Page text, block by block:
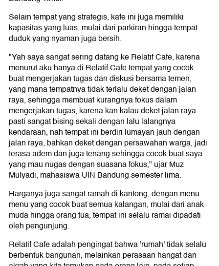
Selain tempat yang strategis, kafe ini juga memiliki
kapasitas yang luas, mulai dari parkiran hingga tempat
duduk yang nyaman juga bersih.
"Yah saya sangat sering datang ke Relatif Cafe, karena
menurut aku hanya di Relatif Cafe tempat yang cocok
buat mengerjakan tugas dan diskusi bersama temen,
yang mana tempatnya tidak terlalu deket dengan jalan
raya, sehingga membuat kurangnya fokus dalam
mengerjakan tugas, karena kan kalau deket jalan raya
pasti sangat bising sekali dengan lalu lalangnya
kendaraan, nah tempat ini berdiri lumayan jauh dengan
jalan raya, bahkan deket dengan persawahan warga, jadi
terasa adem dan juga tenang sehingga cocok buat saya
yang mau nugas dengan suasana fokus," ujar Muz
Mulyadi, mahasiswa UIN Bandung semester lima.
Harganya juga sangat ramah di kantong, dengan menu-
menu yang cocok buat semua kalangan, mulai dari anak
muda hingga orang tua, tempat ini selalu ramai dipadati
oleh pengunjung.
Relatif Cafe adalah pengingat bahwa 'rumah' tidak selalu
berbentuk bangunan, melainkan perasaan hangat dan